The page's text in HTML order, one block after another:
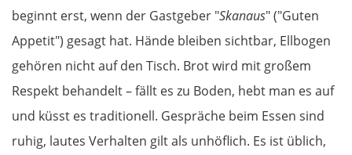
beginnt erst, wenn der Gastgeber "Skanaus" ("Guten
Appetit") gesagt hat. Hände bleiben sichtbar, Ellbogen
gehören nicht auf den Tisch. Brot wird mit großem
Respekt behandelt – fällt es zu Boden, hebt man es auf
und küsst es traditionell. Gespräche beim Essen sind
ruhig, lautes Verhalten gilt als unhöflich. Es ist üblich,